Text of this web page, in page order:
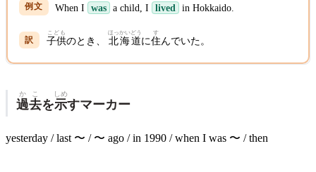
When I was a child, I lived in Hokkaido.
子供
こども
のとき、北海道
ほっかいどう
に住
す
んでいた。
過去
かこ
を示
しめ
すマーカー
yesterday / last 〜 / 〜 ago / in 1990 / when I was 〜 / then